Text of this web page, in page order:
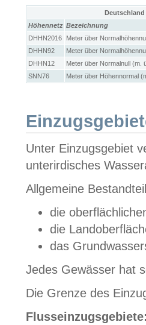
Höhennetz Bezeichnung
DHHN2016
Meter über
DHHN92
Meter über
DHHN12
Meter über Normalnull (m.
SNN76
Meter über Höhennormal
Unter Einzugsgebiet
unterirdisches
Allgemeine
die
die
das
Jedes Gewässer hat
Die Grenze des